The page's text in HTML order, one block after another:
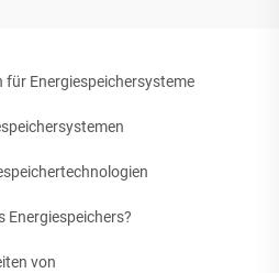
für Energiespeichersysteme
Energiespeichers?
von